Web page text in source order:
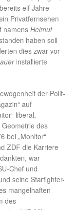
elf Jahre
Privatfernsehen
namens Helmut
haben soll
dies zwar vor
installierte
der Polit-
auf
liberal,
Geometrie des
bei „Monitor“
ZDF die Karriere
war
Chef und
seine Starfighter-
mangelhaften
des